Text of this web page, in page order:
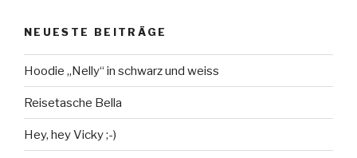
NEUESTE BEITRÄGE
Hoodie „Nelly“ in schwarz und weiss
Reisetasche Bella
Hey, hey Vicky ;-)